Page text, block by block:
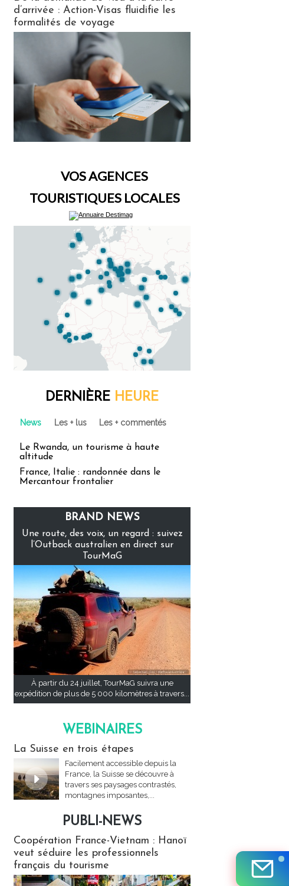
d’arrivée : Action-Visas fluidifie les
formalités de voyage
VOS AGENCES
TOURISTIQUES LOCALES
DERNIÈRE HEURE
News Les + lus Les + commentés
Le Rwanda, un tourisme à haute
altitude
France, Italie : randonnée dans le
Mercantour frontalier
BRAND NEWS
Une route, des voix, un regard : suivez
l’Outback australien en direct sur
TourMaG
À partir du 24 juillet, TourMaG suivra une
expédition de plus de 5 000 kilomètres à travers...
WEBINAIRES
La Suisse en trois étapes
Facilement accessible depuis la
France, la Suisse se découvre à
travers ses paysages contrastés,
montagnes imposantes,...
PUBLI-NEWS
Coopération France-Vietnam : Hanoï
veut séduire les professionnels
français du tourisme